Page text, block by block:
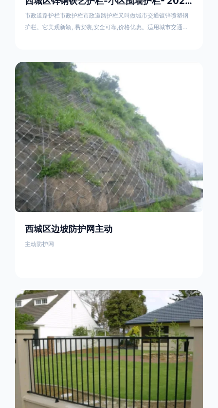
市政道路护栏市政护栏市政道路护栏又叫做城市交通镀锌喷塑钢
护栏。它美观新颖, 易安装,安全可靠,价格优惠。适用城市交通要
隔离栏，市政道路隔离护栏，人行道路护栏，机动与非机动隔离
护栏、道路中心隔离护栏、带广告牌道路隔离护栏、河道安全护
栏、草坪花坛护栏等市政道路隔离护栏规格齐全、品种多，可以
任
西城区边坡防护网主动
主动防护网